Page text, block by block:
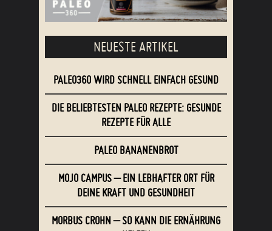
NEUESTE ARTIKEL
PALEO360 WIRD SCHNELL EINFACH GESUND
DIE BELIEBTESTEN PALEO REZEPTE: GESUNDE
REZEPTE FÜR ALLE
PALEO BANANENBROT
MOJO CAMPUS – EIN LEBHAFTER ORT FÜR
DEINE KRAFT UND GESUNDHEIT
MORBUS CROHN – SO KANN DIE ERNÄHRUNG